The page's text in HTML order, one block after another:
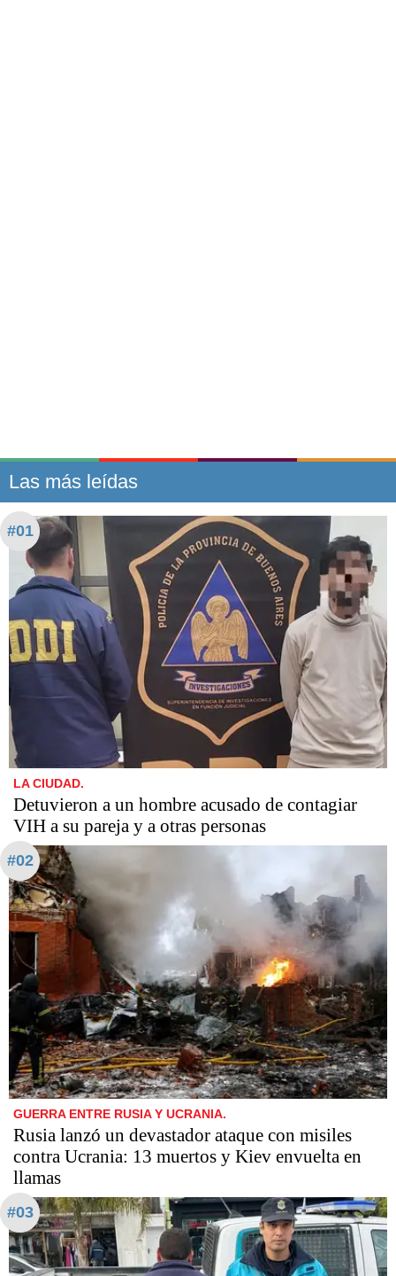
Las más leídas
#01
LA CIUDAD.
Detuvieron a un hombre acusado de contagiar
VIH a su pareja y a otras personas
#02
GUERRA ENTRE RUSIA Y UCRANIA.
Rusia lanzó un devastador ataque con misiles
contra Ucrania: 13 muertos y Kiev envuelta en
llamas
#03